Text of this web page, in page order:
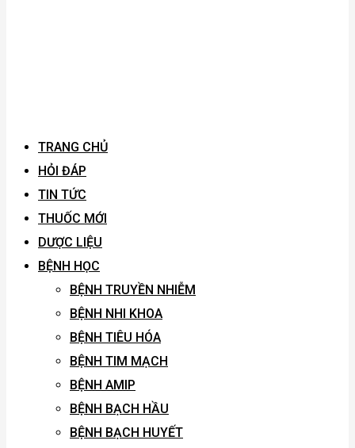
TRANG CHỦ
HỎI ĐÁP
TIN TỨC
THUỐC MỚI
DƯỢC LIỆU
BỆNH HỌC
BỆNH TRUYỀN NHIỄM
BỆNH NHI KHOA
BỆNH TIÊU HÓA
BỆNH TIM MẠCH
BỆNH AMIP
BỆNH BẠCH HẦU
BỆNH BẠCH HUYẾT